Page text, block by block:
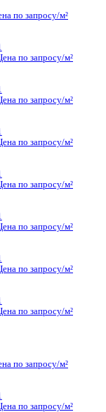
Цимлянская ул., д.
Цена по
запросу Цена по
запросу
запросу
Цимлянская ул., д.